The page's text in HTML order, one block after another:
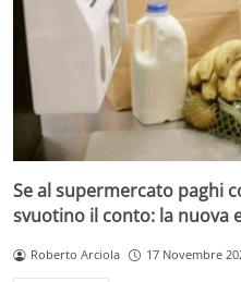
Se al supermercato paghi
svuotino il conto: la nuova
Roberto Arciola 17 Novembre